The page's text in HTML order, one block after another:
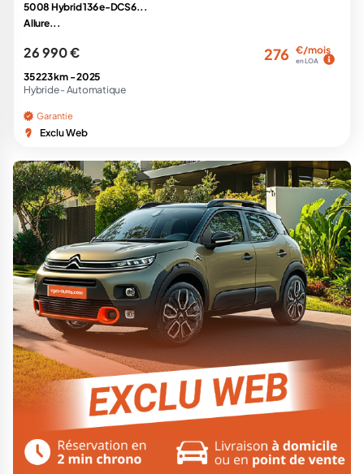
5008 Hybrid 136 e-DCS6...
Allure...
26 990 € 276 €/mois
en LOA
35 223 km -2025
Hybride - Automatique
Garantie
Exclu Web